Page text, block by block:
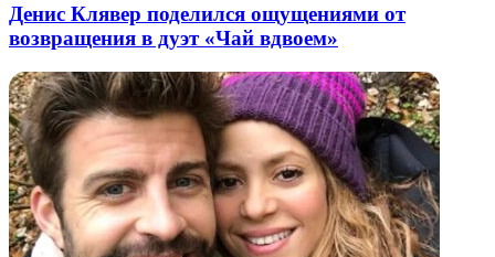
Денис Клявер поделился ощущениями от
возвращения в дуэт «Чай вдвоем»